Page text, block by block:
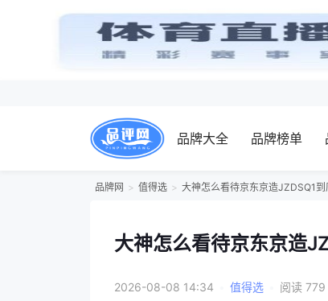
品牌大全 品牌榜单
品牌网 值得选 大神怎么看待京东京造JZDSQ1到
大神怎么看待京东京造
2026-08-08 14:34 值得选 阅读 779